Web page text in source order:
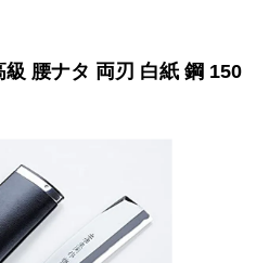
腰ナタ 両刃 白紙 鋼 150